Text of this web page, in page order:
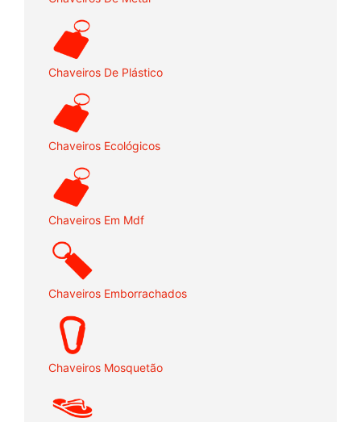
Chaveiros De Plástico
Chaveiros Ecológicos
Chaveiros Em Mdf
Chaveiros Emborrachados
Chaveiros Mosquetão